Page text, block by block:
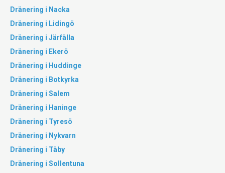
Dränering i Nacka
Dränering i Lidingö
Dränering i Järfälla
Dränering i Ekerö
Dränering i Huddinge
Dränering i Botkyrka
Dränering i Salem
Dränering i Haninge
Dränering i Tyresö
Dränering i Nykvarn
Dränering i Täby
Dränering i Sollentuna